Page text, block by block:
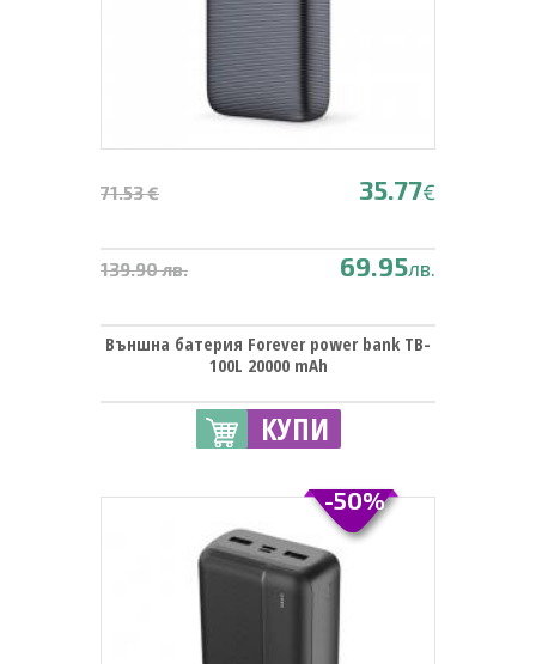
71.53 € 35.77€
139.90 лв. 69.95лв.
Външна батерия Forever power bank TB-
100L 20000 mAh
КУПИ
-50%